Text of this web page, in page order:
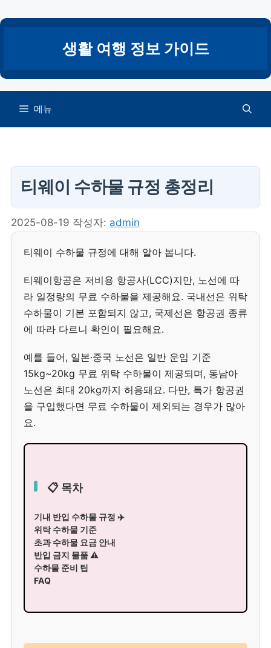
텐
건
너
생활 여행 정보 가이드
메뉴
티웨이 수하물 규정 총정리
2025-08-19 작성자: admin
티웨이 수하물 규정에 대해 알아 봅니다.
티웨이항공은 저비용 항공사(LCC)지만, 노선에 따
라 일정량의 무료 수하물을 제공해요. 국내선은 위탁
수하물이 기본 포함되지 않고, 국제선은 항공권 종류
에 따라 다르니 확인이 필요해요.
예를 들어, 일본·중국 노선은 일반 운임 기준
15kg~20kg 무료 위탁 수하물이 제공되며, 동남아
노선은 최대 20kg까지 허용돼요. 다만, 특가 항공권
을 구입했다면 무료 수하물이 제외되는 경우가 많아
요.
📋 목차
기내 반입 수하물 규정 ✈️
위탁 수하물 기준
초과 수하물 요금 안내
반입 금지 물품 ⚠️
수하물 준비 팁
FAQ